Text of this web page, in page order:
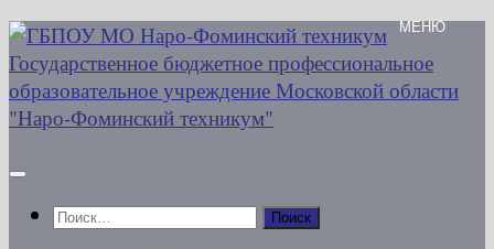
Перейти
к
содержимому
Найти: